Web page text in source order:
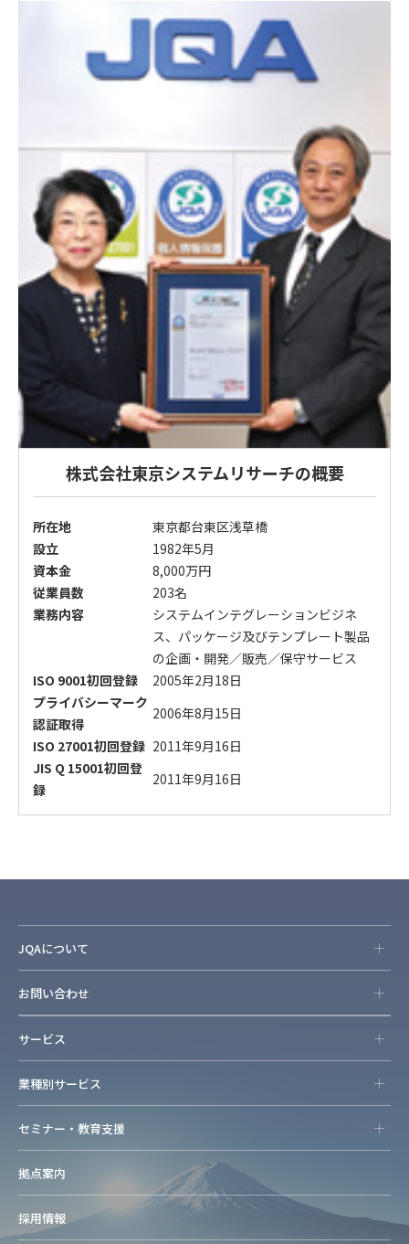
株式会社東京システムリサーチの概要
所在地
東京都台東区浅草橋
設立
1982年5月
資本金
8,000万円
従業員数
203名
業務内容
システムインテグレーションビジネ
ス、パッケージ及びテンプレート製品
の企画・開発／販売／保守サービス
ISO 9001初回登録
2005年2月18日
プライバシーマーク
認証取得
2006年8月15日
ISO 27001初回登録 2011年9月16日
JIS Q 15001初回登
録
2011年9月16日
JQAについて
お問い合わせ
サービス
業種別サービス
セミナー・教育支援
拠点案内
採用情報